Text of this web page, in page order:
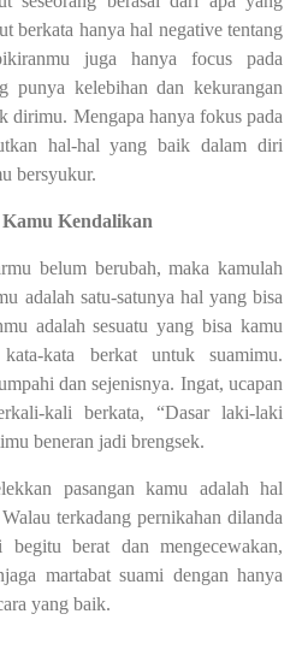
berkata hanya hal negative tentang
juga hanya focus pada
punya kelebihan dan kekurangan
dirimu. Mengapa hanya fokus pada
hal-hal yang baik dalam diri
bersyukur.
Kendalikan
belum berubah, maka kamulah
adalah satu-satunya hal yang bisa
adalah sesuatu yang bisa kamu
kata berkat untuk suamimu.
dan sejenisnya. Ingat, ucapan
kali berkata, “Dasar laki-laki
beneran jadi brengsek.
pasangan kamu adalah hal
terkadang pernikahan dilanda
begitu berat dan mengecewakan,
martabat suami dengan hanya
yang baik.